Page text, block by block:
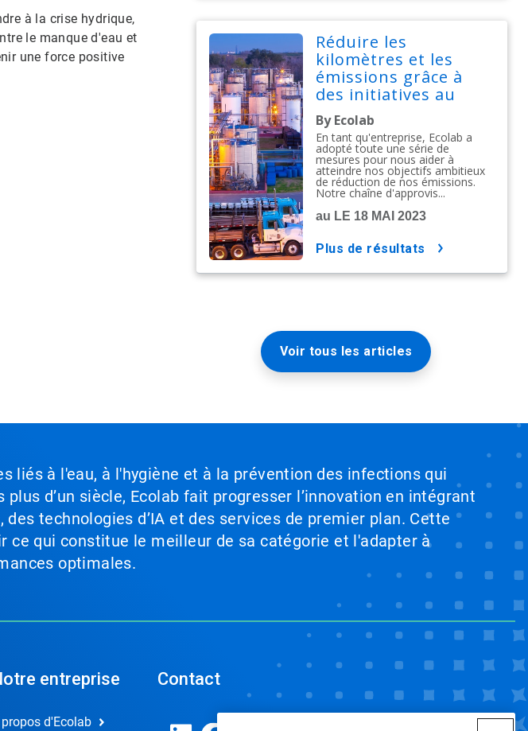
à la crise hydrique,
le manque d'eau et
une force positive
Réduire les
kilomètres et les
émissions grâce à
des initiatives au
niveau de la chaîne
d'approvisionnement
By Ecolab
En tant qu'entreprise, Ecolab a
adopté toute une série de
mesures pour nous aider à
atteindre nos objectifs ambitieux
de réduction de nos émissions.
Notre chaîne d'approvis...
au LE 18 MAI 2023
plus de résultats
Voir tous les articles
liés à l'eau, à l'hygiène et à la prévention des infections qui
d’un siècle, Ecolab fait progresser l’innovation en intégrant
technologies d’IA et des services de premier plan. Cette
ce qui constitue le meilleur de sa catégorie et l'adapter à
optimales.
entreprise
d'Ecolab
Contact